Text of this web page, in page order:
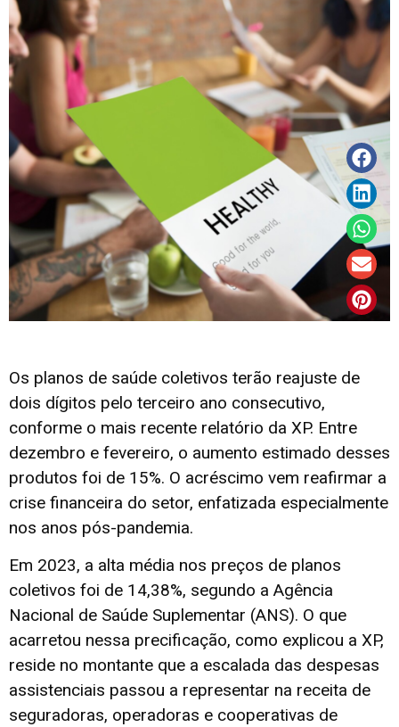
Os planos de saúde coletivos terão reajuste de
dois dígitos pelo terceiro ano consecutivo,
conforme o mais recente relatório da XP. Entre
dezembro e fevereiro, o aumento estimado desses
produtos foi de 15%. O acréscimo vem reafirmar a
crise financeira do setor, enfatizada especialmente
nos anos pós-pandemia.
Em 2023, a alta média nos preços de planos
coletivos foi de 14,38%, segundo a Agência
Nacional de Saúde Suplementar (ANS). O que
acarretou nessa precificação, como explicou a XP,
reside no montante que a escalada das despesas
assistenciais passou a representar na receita de
seguradoras, operadoras e cooperativas de